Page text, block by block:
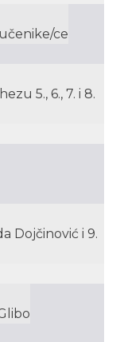
ce
5., 6., 7. i 8.
Dojčinović i 9.